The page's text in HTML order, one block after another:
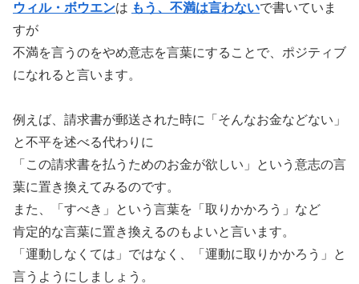
ウィル・ボウエンは もう、不満は言わないで書いていま
すが
不満を言うのをやめ意志を言葉にすることで、ポジティブ
になれると言います。
例えば、請求書が郵送された時に「そんなお金などない」
と不平を述べる代わりに
「この請求書を払うためのお金が欲しい」という意志の言
葉に置き換えてみるのです。
また、「すべき」という言葉を「取りかかろう」など
肯定的な言葉に置き換えるのもよいと言います。
「運動しなくては」ではなく、「運動に取りかかろう」と
言うようにしましょう。